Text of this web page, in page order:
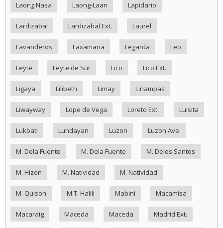
Laong Nasa Laong-Laan Lapidario
Lardizabal Lardizabal Ext. Laurel
Lavanderos Laxamana Legarda Leo
Leyte Leyte de Sur Lico Lico Ext.
Ligaya Lilibeth Limay Linampas
Liwayway Lope de Vega Loreto Ext. Luisita
Lukbati Lundayan Luzon Luzon Ave.
M. Dela Fuente M. Dela Fuente M. Delos Santos
M. Hizon M. Natividad M. Natividad
M. Quison M.T. Halili Mabini Macamisa
Macaraig Maceda Maceda Madrid Ext.